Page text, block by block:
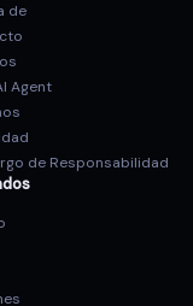
de
Agent
de Responsabilidad